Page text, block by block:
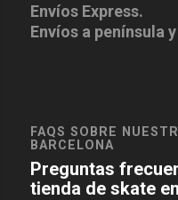
Envíos Express.
Envíos a península
FAQS SOBRE
BARCELONA
Preguntas
tienda de skate